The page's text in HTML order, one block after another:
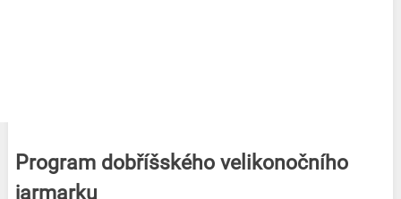
Program dobříšského velikonočního
jarmarku